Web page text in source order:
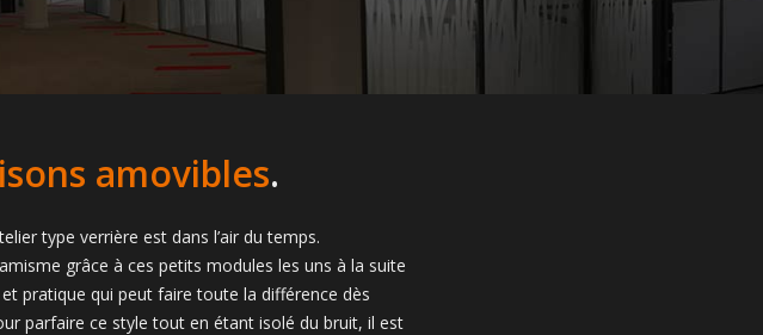
amovibles.
type verrière est dans l’air du temps.
grâce à ces petits modules les uns à la suite
pratique qui peut faire toute la différence dès
parfaire ce style tout en étant isolé du bruit, il est